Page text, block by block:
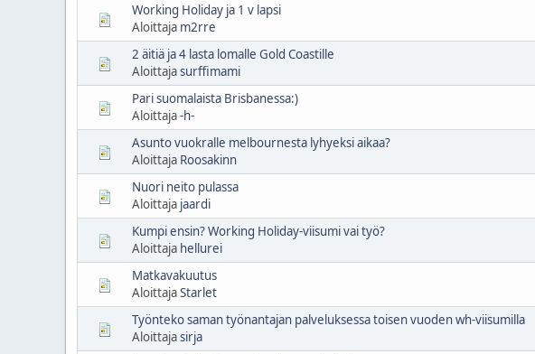
Working Holiday ja 1 v lapsi
Aloittaja m2rre
2 äitiä ja 4 lasta lomalle Gold Coastille
Aloittajasurffimami
Pari suomalaista Brisbanessa:)
Aloittaja-h-
Asunto vuokralle melbournesta lyhyeksi aikaa?
Aloittaja Roosakinn
Nuori neito pulassa
Aloittaja jaardi
Kumpi ensin? Working Holiday-viisumi vai työ?
Aloittaja hellurei
Matkavakuutus
AloittajaStarlet
Työnteko saman työnantajan palveluksessa toisen vuoden wh-viisumilla
Aloittajasirja